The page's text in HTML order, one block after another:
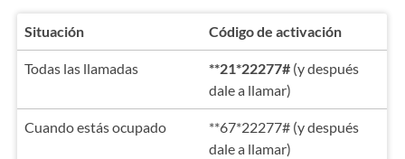
Situación Código de activación
Todas las llamadas **21*22277# (y después
dale a llamar)
Cuando estás ocupado
**67*22277# (y después
dale a llamar)